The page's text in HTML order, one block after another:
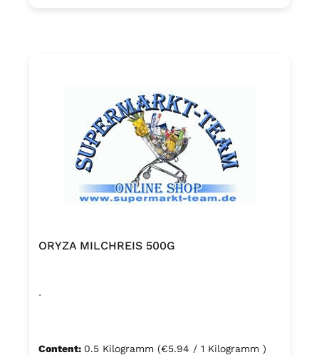
ORYZA MILCHREIS 500G
.
Content: 0.5 Kilogramm (€5.94 / 1 Kilogramm )